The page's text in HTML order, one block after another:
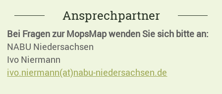
Ansprechpartner
Bei Fragen zur MopsMap wenden Sie sich bitte an:
NABU Niedersachsen
Ivo Niermann
ivo.niermann(at)nabu-niedersachsen.de